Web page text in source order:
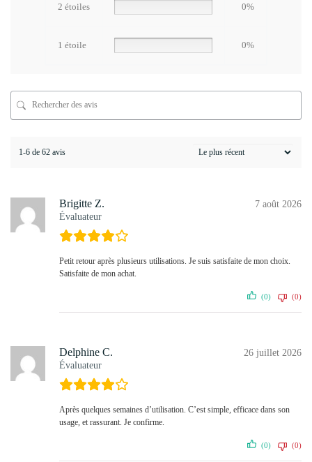
2 étoiles 0%
1 étoile 0%
1-6 de 62 avis
Brigitte Z.
Évaluateur
7 août 2026
Petit retour après plusieurs utilisations. Je suis satisfaite de mon choix.
Satisfaite de mon achat.
(0) (0)
Delphine C.
Évaluateur
26 juillet 2026
Après quelques semaines d’utilisation. C’est simple, efficace dans son
usage, et rassurant. Je confirme.
(0) (0)